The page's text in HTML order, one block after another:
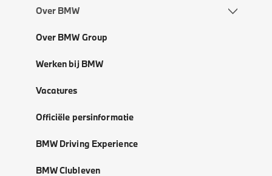
Over BMW
Over BMW Group
Werken bij BMW
Vacatures
Officiële persinformatie
BMW Driving Experience
BMW Clubleven